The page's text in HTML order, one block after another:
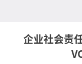
企业社会责